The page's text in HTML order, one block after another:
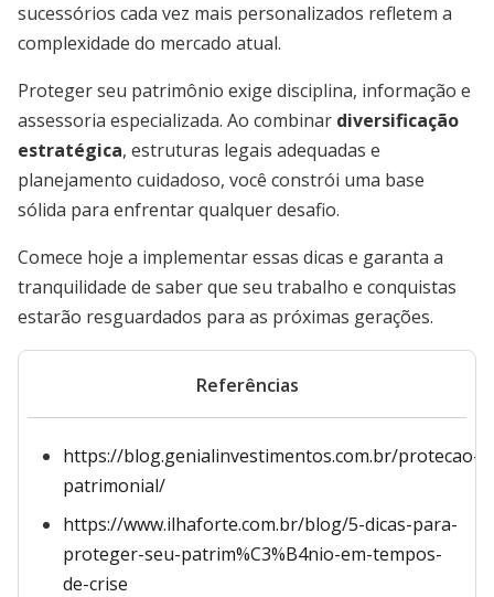
sucessórios cada vez mais personalizados refletem a
complexidade do mercado atual.
Proteger seu patrimônio exige disciplina, informação e
assessoria especializada. Ao combinar diversificação
estratégica, estruturas legais adequadas e
planejamento cuidadoso, você constrói uma base
sólida para enfrentar qualquer desafio.
Comece hoje a implementar essas dicas e garanta a
tranquilidade de saber que seu trabalho e conquistas
estarão resguardados para as próximas gerações.
Referências
https://blog.genialinvestimentos.com.br/protecao-
patrimonial/
https://www.ilhaforte.com.br/blog/5-dicas-para-
proteger-seu-patrim%C3%B4nio-em-tempos-
de-crise